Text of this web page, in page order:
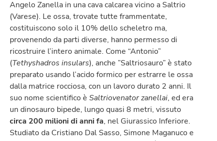
Angelo Zanella in una cava calcarea vicino a Saltrio
(Varese). Le ossa, trovate tutte frammentate,
costituiscono solo il 10% dello scheletro ma,
provenendo da parti diverse, hanno permesso di
ricostruire l’intero animale. Come “Antonio”
(Tethyshadros insulars), anche ”Saltriosauro” è stato
preparato usando l’acido formico per estrarre le ossa
dalla matrice rocciosa, con un lavoro durato 2 anni. Il
suo nome scientifico è Saltriovenatorzanellai, ed era
un dinosauro bipede, lungo quasi 8 metri, vissuto
circa 200 milioni di anni fa, nel Giurassico Inferiore.
Studiato da Cristiano Dal Sasso, Simone Maganuco e